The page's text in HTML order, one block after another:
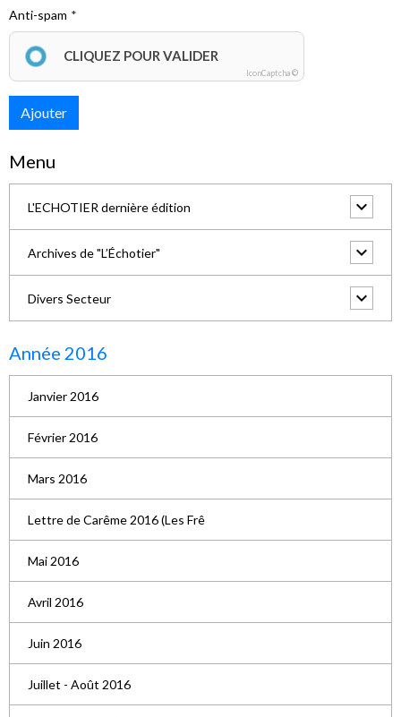
Anti-spam
CLIQUEZ POUR VALIDER
IconCaptcha ©
Ajouter
Menu
L'ECHOTIER dernière édition
Archives de "L’Échotier"
Divers Secteur
Année 2016
Janvier 2016
Février 2016
Mars 2016
Lettre de Carême 2016 (Les Frê
Mai 2016
Avril 2016
Juin 2016
Juillet - Août 2016